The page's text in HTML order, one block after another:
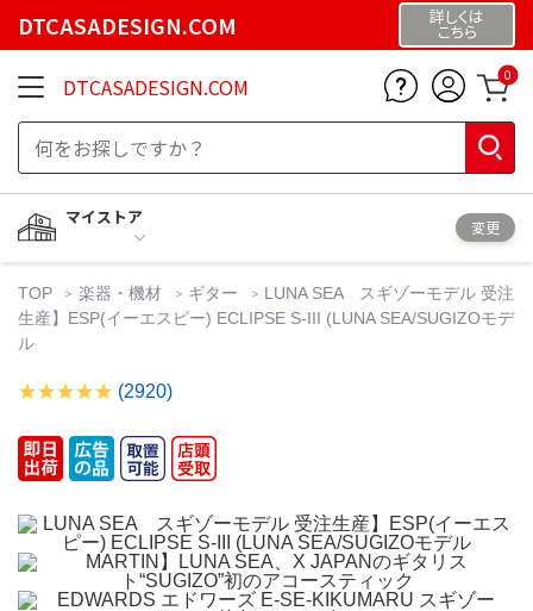
DTCASADESIGN.COM 詳しくは
こちら
DTCASADESIGN.COM 0
マイストア
変更
TOP 楽器・機材 ギター
LUNA SEA スギゾーモデル 受注
生産】ESP(イーエスピー) ECLIPSE S-III (LUNA SEA/SUGIZOモデ
ル
(2920)